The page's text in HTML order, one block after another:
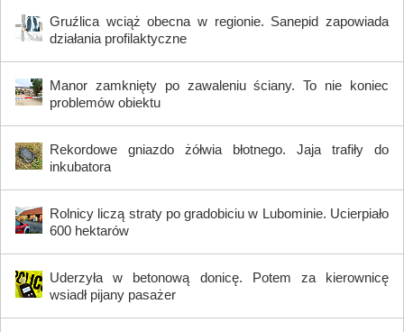
Gruźlica wciąż obecna w regionie. Sanepid zapowiada
działania profilaktyczne
Manor zamknięty po zawaleniu ściany. To nie koniec
problemów obiektu
Rekordowe gniazdo żółwia błotnego. Jaja trafiły do
inkubatora
Rolnicy liczą straty po gradobiciu w Lubominie. Ucierpiało
600 hektarów
Uderzyła w betonową donicę. Potem za kierownicę
wsiadł pijany pasażer